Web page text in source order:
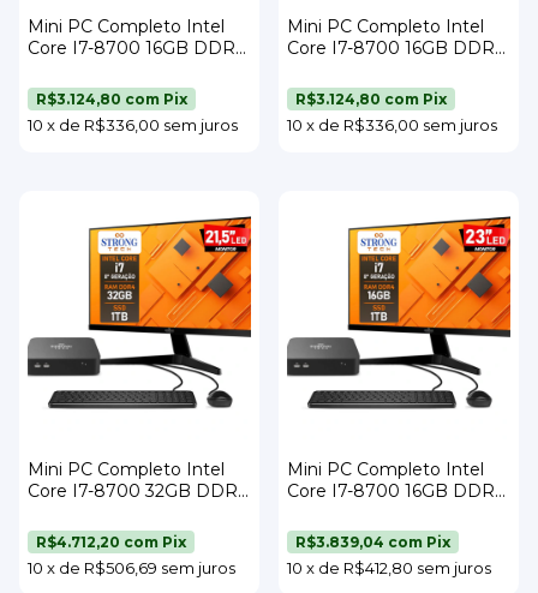
Mini PC Completo Intel
Core I7-8700 16GB DDR4
23" Teclado e Mouse
Strong Tech
10 x de R$336,00 sem juros
R$3.124,80 com Pix
Mini PC Completo Intel
Core I7-8700 16GB DDR4
23" Teclado e Mouse
Strong Tech
10 x de R$336,00 sem juros
R$3.124,80 com Pix
Mini PC Completo Intel
Core I7-8700 32GB DDR4
21,5" Teclado e Mouse
Strong Tech
10 x de R$506,69 sem juros
R$4.712,20 com Pix
Mini PC Completo Intel
Core I7-8700 16GB DDR4
Teclado e Mouse Strong
Tech
10 x de R$412,80 sem juros
R$3.839,04 com Pix